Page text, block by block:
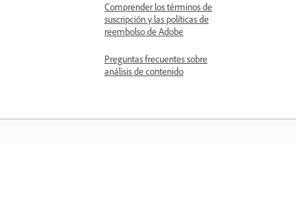
Comprender los términos de
suscripción y las políticas de
reembolso de Adobe
Preguntas frecuentes sobre
análisis de contenido